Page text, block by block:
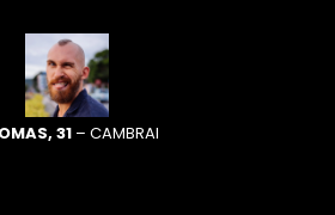
31 – CAMBRAI